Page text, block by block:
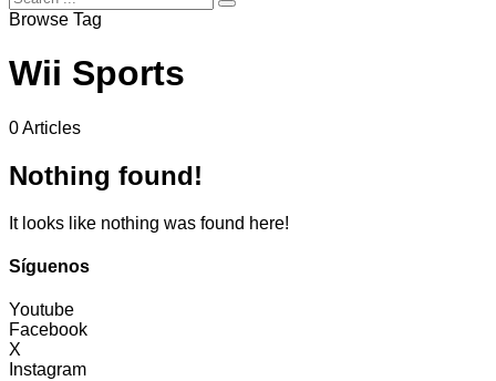
Browse Tag
Wii Sports
0 Articles
Nothing found!
It looks like nothing was found here!
Síguenos
Youtube
Facebook
X
Instagram